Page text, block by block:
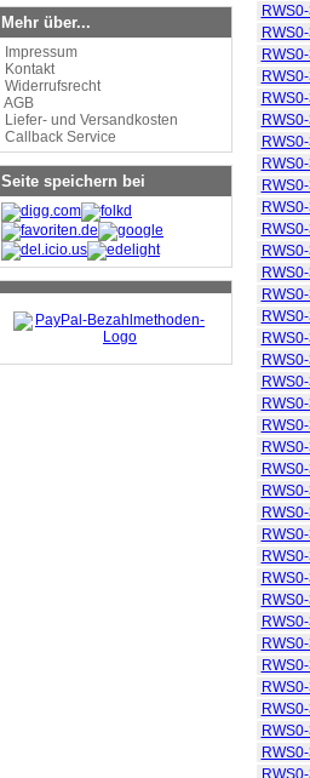
Mehr über...
Impressum
Kontakt
Widerrufsrecht
AGB
Liefer- und Versandkosten
Callback Service
Seite speichern bei